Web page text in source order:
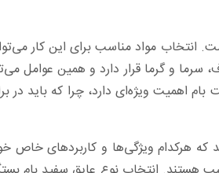
مواد مناسب برای این کار
و گرما قرار دارد و همین عوامل
اهمیت ویژه‌ای دارد، چرا که باید در
هرکدام ویژگی‌ها و کاربردهای خاص